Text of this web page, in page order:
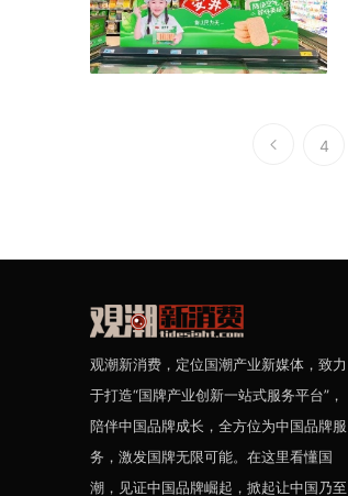
4
观潮新消费，定位国潮产业新媒体，致力
于打造“国牌产业创新一站式服务平台”，
陪伴中国品牌成长，全方位为中国品牌服
务，激发国牌无限可能。在这里看懂国
潮，见证中国品牌崛起，掀起让中国乃至